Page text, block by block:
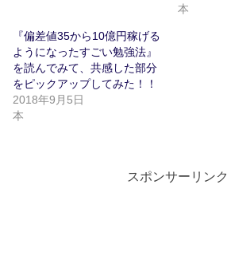
ン
ド
ウ
で
開
き
ま
す
だ
さ
い
(
新
し
い
本
『偏差値35から10億円稼げる
ようになったすごい勉強法』
を読んでみて、共感した部分
をピックアップしてみた！！
2018年9月5日
本
スポンサーリンク